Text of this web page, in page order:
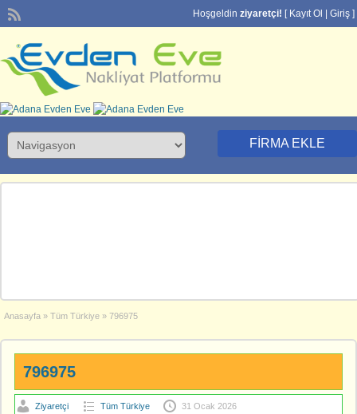
Hoşgeldin ziyaretçi! [ Kayıt Ol Giriş ]
FIRMA EKLE
Anasayfa » Tüm Türkiye » 796975
796975
Ziyaretçi Tüm Türkiye 31 Ocak 2026